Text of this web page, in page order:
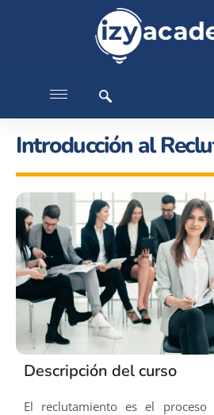
Introducción al
Descripción del curso
El reclutamiento es el